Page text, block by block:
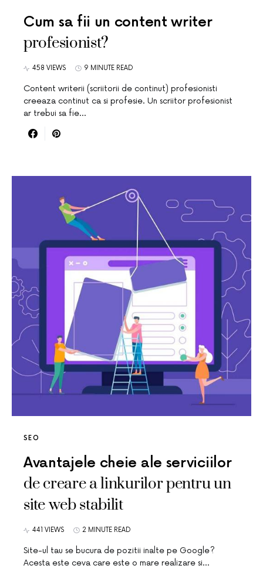
Cum sa fii un content writer
profesionist?
458 VIEWS 9 MINUTE READ
Content writerii (scriitorii de continut) profesionisti
creeaza continut ca si profesie. Un scriitor profesionist
ar trebui sa fie…
SEO
Avantajele cheie ale serviciilor
de creare a linkurilor pentru un
site web stabilit
441 VIEWS 2 MINUTE READ
Site-ul tau se bucura de pozitii inalte pe Google?
Acesta este ceva care este o mare realizare si…